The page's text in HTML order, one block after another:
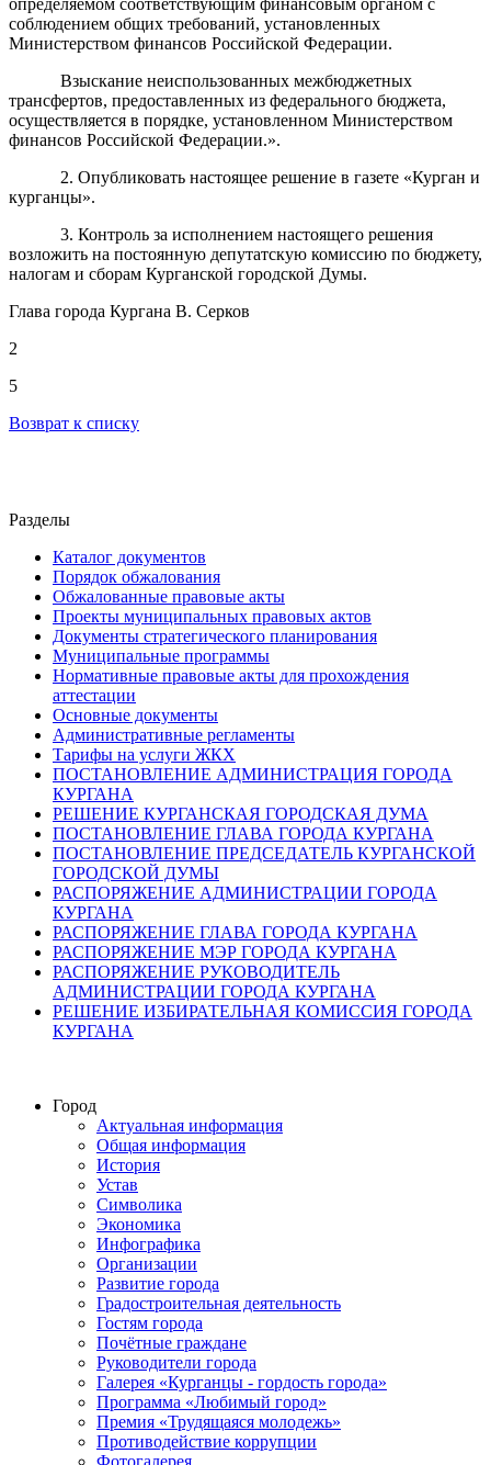
определяемом соответствующим финансовым органом с
соблюдением общих требований, установленных
Министерством финансов Российской Федерации.
Взыскание неиспользованных межбюджетных
трансфертов, предоставленных из федерального бюджета,
осуществляется в порядке, установленном Министерством
финансов Российской Федерации.».
2. Опубликовать настоящее решение в газете «Курган и
курганцы».
3. Контроль за исполнением настоящего решения
возложить на постоянную депутатскую комиссию по бюджету,
налогам и сборам Курганской городской Думы.
Глава города Кургана В. Серков
2
5
Возврат к списку
Разделы
Каталог документов
Порядок обжалования
Обжалованные правовые акты
Проекты муниципальных правовых актов
Документы стратегического планирования
Муниципальные программы
Нормативные правовые акты для прохождения
аттестации
Основные документы
Административные регламенты
Тарифы на услуги ЖКХ
ПОСТАНОВЛЕНИЕ АДМИНИСТРАЦИЯ ГОРОДА
КУРГАНА
РЕШЕНИЕ КУРГАНСКАЯ ГОРОДСКАЯ ДУМА
ПОСТАНОВЛЕНИЕ ГЛАВА ГОРОДА КУРГАНА
ПОСТАНОВЛЕНИЕ ПРЕДСЕДАТЕЛЬ КУРГАНСКОЙ
ГОРОДСКОЙ ДУМЫ
РАСПОРЯЖЕНИЕ АДМИНИСТРАЦИИ ГОРОДА
КУРГАНА
РАСПОРЯЖЕНИЕ ГЛАВА ГОРОДА КУРГАНА
РАСПОРЯЖЕНИЕ МЭР ГОРОДА КУРГАНА
РАСПОРЯЖЕНИЕ РУКОВОДИТЕЛЬ
АДМИНИСТРАЦИИ ГОРОДА КУРГАНА
РЕШЕНИЕ ИЗБИРАТЕЛЬНАЯ КОМИССИЯ ГОРОДА
КУРГАНА
Город
Актуальная информация
Общая информация
История
Устав
Символика
Экономика
Инфографика
Организации
Развитие города
Градостроительная деятельность
Гостям города
Почётные граждане
Руководители города
Галерея «Курганцы - гордость города»
Программа «Любимый город»
Премия «Трудящаяся молодежь»
Противодействие коррупции